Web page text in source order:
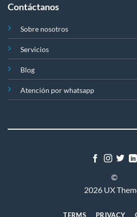
Contáctanos
Sobre nosotros
Servicios
Blog
Atención por whatsapp
©
2026 UX
TERMS PRIVACY